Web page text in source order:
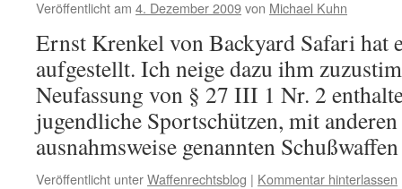
Veröffentlicht am 4. Dezember 2009von Michael Kuhn
Ernst Krenkel von Backyard Safari hat
aufgestellt. Ich neige dazu ihm
Neufassung von § 27 III 1 Nr. 2
jugendliche Sportschützen, mit
ausnahmsweise genannten
Veröffentlicht unterWaffenrechtsblog | Kommentar hinterlassen